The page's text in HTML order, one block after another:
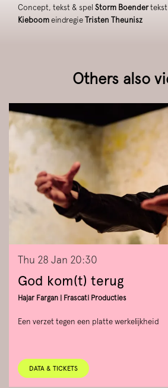
Concept, tekst & spel Storm Boendertekst
Kieboom eindregie Tristen Theunisz
Others also
God kom(t) terug
Hajar Fargan | Frascati Producties
Een verzet tegen een platte werkelijkheid
Thu 28 Jan 20:30
DATA & TICKETS